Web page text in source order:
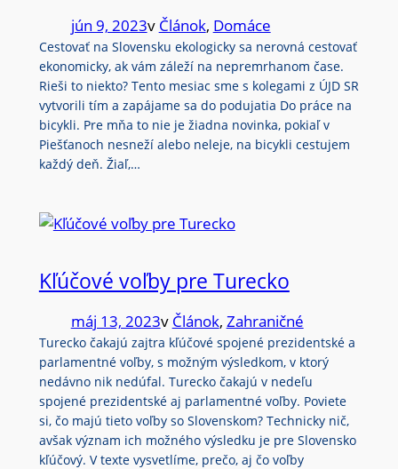
jún 9, 2023v Článok, Domáce
Cestovať na Slovensku ekologicky sa nerovná cestovať
ekonomicky, ak vám záleží na nepremrhanom čase.
Rieši to niekto? Tento mesiac sme s kolegami z ÚJD SR
vytvorili tím a zapájame sa do podujatia Do práce na
bicykli. Pre mňa to nie je žiadna novinka, pokiaľ v
Piešťanoch nesneží alebo neleje, na bicykli cestujem
každý deň. Žiaľ,…
Kľúčové voľby pre Turecko
máj 13, 2023v Článok, Zahraničné
Turecko čakajú zajtra kľúčové spojené prezidentské a
parlamentné voľby, s možným výsledkom, v ktorý
nedávno nik nedúfal. Turecko čakajú v nedeľu
spojené prezidentské aj parlamentné voľby. Poviete
si, čo majú tieto voľby so Slovenskom? Technicky nič,
avšak význam ich možného výsledku je pre Slovensko
kľúčový. V texte vysvetlíme, prečo, aj čo voľby